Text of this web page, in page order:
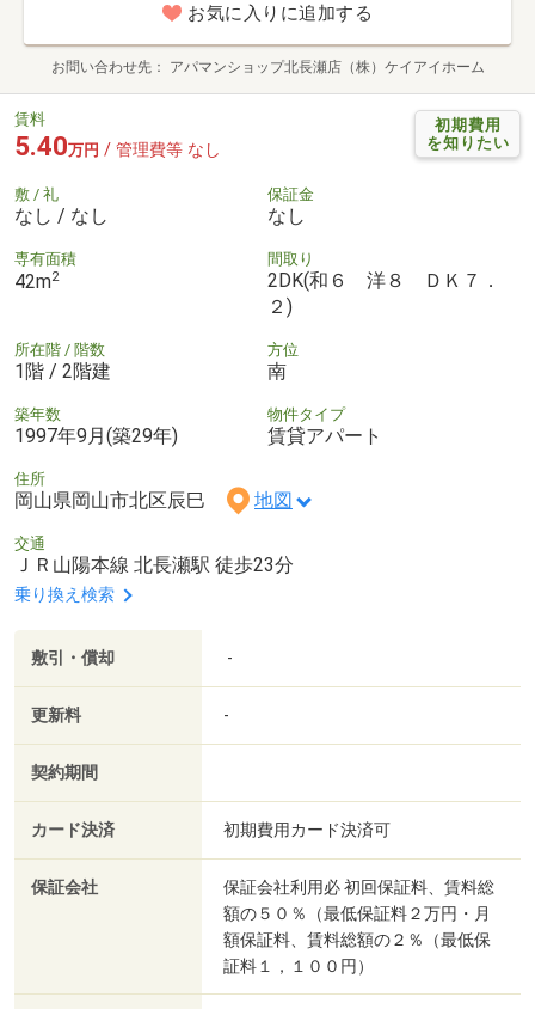
お気に入りに追加する
お問い合わせ先 アパマンショップ北長瀬店（株）ケイアイホーム
初期費用
を知りたい
賃料
5.40万円 / 管理費等 なし
敷 / 礼
なし / なし
保証金
なし
専有面積
42m2
間取り
2DK(和６ 洋８ ＤＫ７．
２)
所在階 / 階数
1階 / 2階建
方位
南
築年数
1997年9月(築29年)
物件タイプ
賃貸アパート
住所
岡山県岡山市北区辰巳 地図
交通
ＪＲ山陽本線 北長瀬駅 徒歩23分
乗り換え検索
敷引・償却 -
更新料 -
契約期間
カード決済 初期費用カード決済可
保証会社
保証会社利用必 初回保証料、賃料総
額の５０％（最低保証料２万円・月
額保証料、賃料総額の２％（最低保
証料１，１００円）